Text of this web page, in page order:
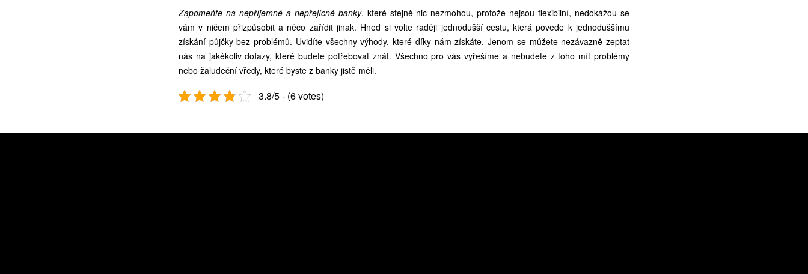
Zapomeňte na nepříjemné a nepřejícné banky, které stejně nic nezmohou, protože nejsou flexibilní, nedokážou se
vám v ničem přizpůsobit a něco zařídit jinak. Hned si volte raději jednodušší cestu, která povede k jednoduššímu
získání půjčky bez problémů. Uvidíte všechny výhody, které díky nám získáte. Jenom se můžete nezávazně zeptat
nás na jakékoliv dotazy, které budete potřebovat znát. Všechno pro vás vyřešíme a nebudete z toho mít problémy
nebo žaludeční vředy, které byste z banky jistě měli.
3.8/5 - (6 votes)